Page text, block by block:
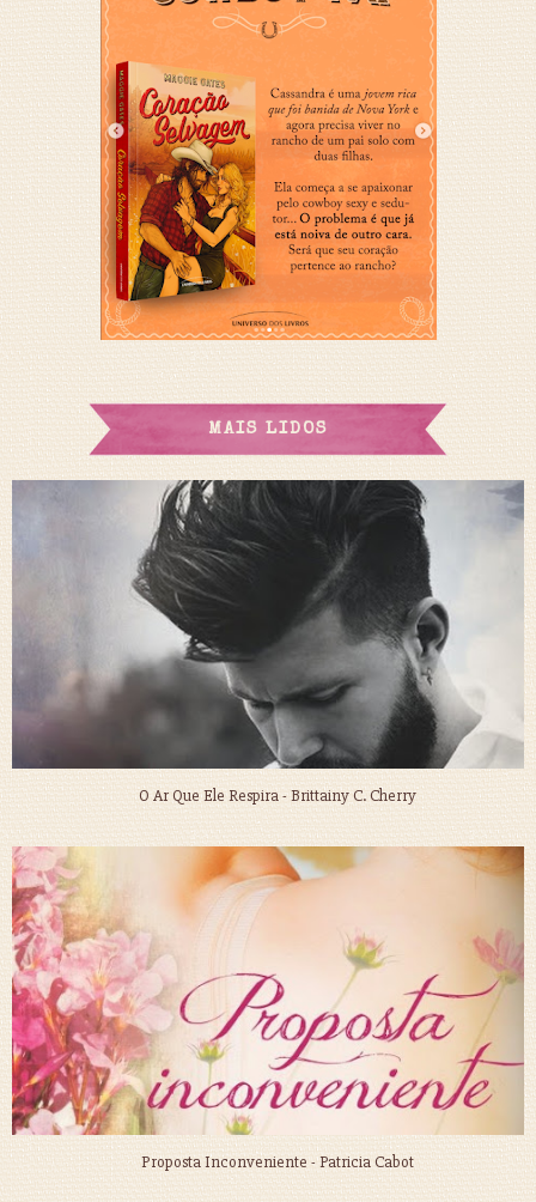
MAIS LIDOS
O Ar Que Ele Respira - Brittainy C. Cherry
Proposta Inconveniente - Patricia Cabot